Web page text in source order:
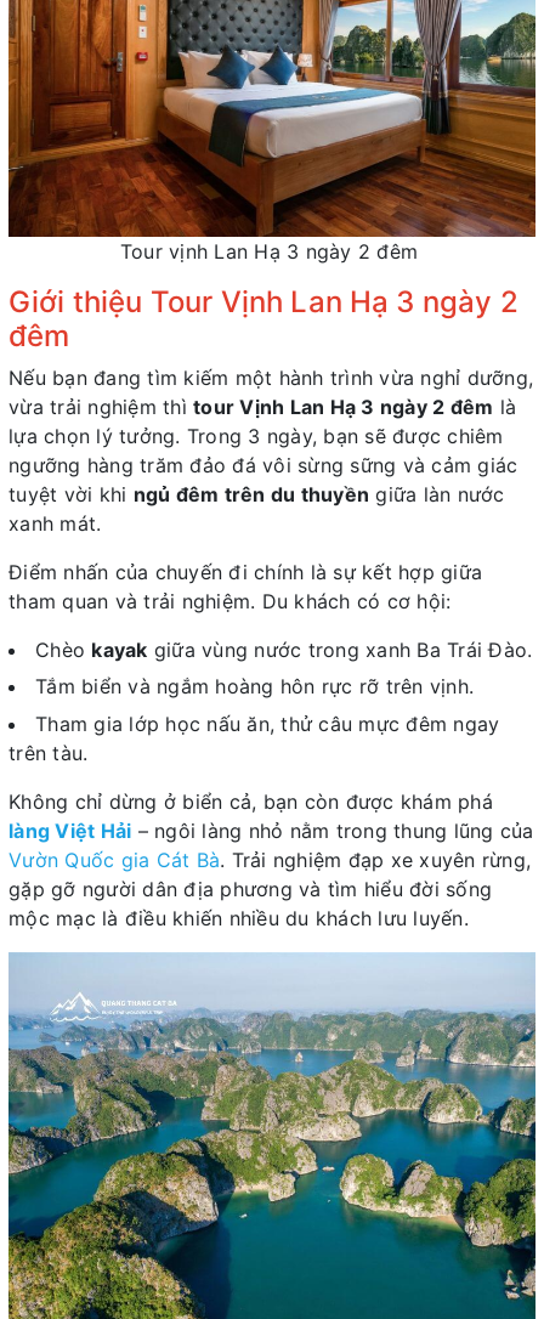
Tour vịnh Lan Hạ 3 ngày 2 đêm
Giới thiệu Tour Vịnh Lan Hạ 3 ngày 2
đêm
Nếu bạn đang tìm kiếm một hành trình vừa nghỉ dưỡng,
vừa trải nghiệm thì tour Vịnh Lan Hạ 3 ngày 2 đêm là
lựa chọn lý tưởng. Trong 3 ngày, bạn sẽ được chiêm
ngưỡng hàng trăm đảo đá vôi sừng sững và cảm giác
tuyệt vời khi ngủ đêm trên du thuyền giữa làn nước
xanh mát.
Điểm nhấn của chuyến đi chính là sự kết hợp giữa
tham quan và trải nghiệm. Du khách có cơ hội:
Chèo kayak giữa vùng nước trong xanh Ba Trái Đào.
Tắm biển và ngắm hoàng hôn rực rỡ trên vịnh.
Tham gia lớp học nấu ăn, thử câu mực đêm ngay
trên tàu.
Không chỉ dừng ở biển cả, bạn còn được khám phá
làng Việt Hải – ngôi làng nhỏ nằm trong thung lũng của
Vườn Quốc gia Cát Bà. Trải nghiệm đạp xe xuyên rừng,
gặp gỡ người dân địa phương và tìm hiểu đời sống
mộc mạc là điều khiến nhiều du khách lưu luyến.